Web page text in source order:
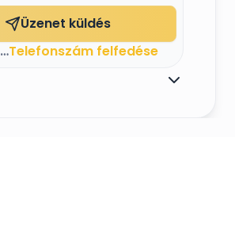
Üzenet küldés
+36 70 414 6395Telefonszám felfedése